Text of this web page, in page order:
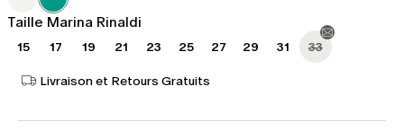
Taille Marina Rinaldi
15 17 19 21 23 25 27 29 31 33
Livraison et Retours Gratuits